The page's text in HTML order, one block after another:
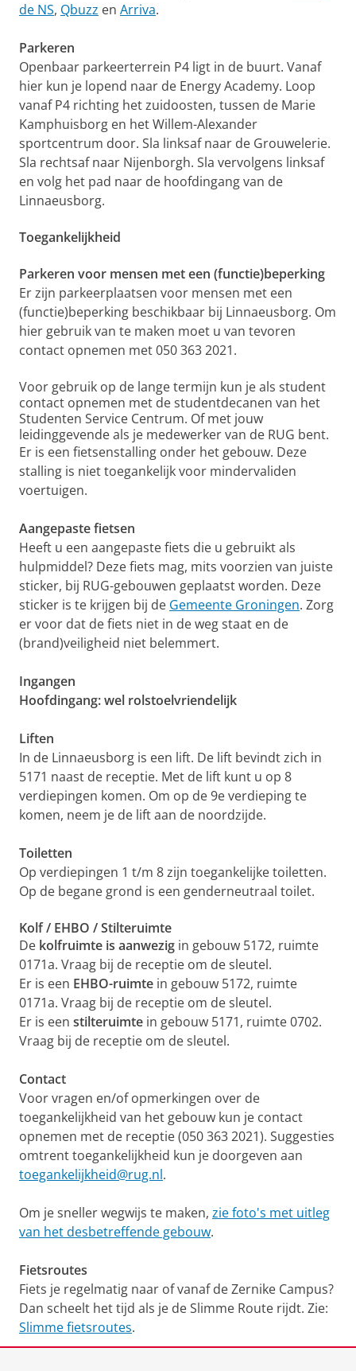
de NS, Qbuzz en Arriva.
Parkeren
Openbaar parkeerterrein P4 ligt in de buurt. Vanaf
hier kun je lopend naar de Energy Academy. Loop
vanaf P4 richting het zuidoosten, tussen de Marie
Kamphuisborg en het Willem-Alexander
sportcentrum door. Sla linksaf naar de Grouwelerie.
Sla rechtsaf naar Nijenborgh. Sla vervolgens linksaf
en volg het pad naar de hoofdingang van de
Linnaeusborg.
Toegankelijkheid
Parkeren voor mensen met een (functie)beperking
Er zijn parkeerplaatsen voor mensen met een
(functie)beperking beschikbaar bij Linnaeusborg. Om
hier gebruik van te maken moet u van tevoren
contact opnemen met 050 363 2021.
Voor gebruik op de lange termijn kun je als student
contact opnemen met de studentdecanen van het
Studenten Service Centrum. Of met jouw
leidinggevende als je medewerker van de RUG bent.
Er is een fietsenstalling onder het gebouw. Deze
stalling is niet toegankelijk voor mindervaliden
voertuigen.
Aangepaste fietsen
Heeft u een aangepaste fiets die u gebruikt als
hulpmiddel? Deze fiets mag, mits voorzien van juiste
sticker, bij RUG-gebouwen geplaatst worden. Deze
sticker is te krijgen bij de Gemeente Groningen. Zorg
er voor dat de fiets niet in de weg staat en de
(brand)veiligheid niet belemmert.
Ingangen
Hoofdingang: wel rolstoelvriendelijk
Liften
In de Linnaeusborg is een lift. De lift bevindt zich in
5171 naast de receptie. Met de lift kunt u op 8
verdiepingen komen. Om op de 9e verdieping te
komen, neem je de lift aan de noordzijde.
Toiletten
Op verdiepingen 1 t/m 8 zijn toegankelijke toiletten.
Op de begane grond is een genderneutraal toilet.
Kolf / EHBO / Stilteruimte
De kolfruimte is aanwezig in gebouw 5172, ruimte
0171a. Vraag bij de receptie om de sleutel.
Er is een EHBO-ruimte in gebouw 5172, ruimte
0171a. Vraag bij de receptie om de sleutel.
Er is een stilteruimte in gebouw 5171, ruimte 0702.
Vraag bij de receptie om de sleutel.
Contact
Voor vragen en/of opmerkingen over de
toegankelijkheid van het gebouw kun je contact
opnemen met de receptie (050 363 2021). Suggesties
omtrent toegankelijkheid kun je doorgeven aan
toegankelijkheid@rug.nl.
Om je sneller wegwijs te maken, zie foto's met uitleg
van het desbetreffende gebouw.
Fietsroutes
Fiets je regelmatig naar of vanaf de Zernike Campus?
Dan scheelt het tijd als je de Slimme Route rijdt. Zie:
Slimme fietsroutes.